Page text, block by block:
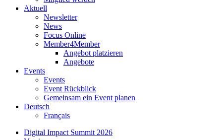
Aktuell
Newsletter
News
Focus Online
Member4Member
Angebot platzieren
Angebote
Events
Events
Event Rückblick
Gemeinsam ein Event planen
Deutsch
Français
Digital Impact Summit 2026